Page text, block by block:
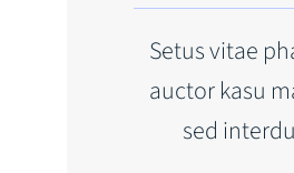
Setus vitae
auctor kasu
sed